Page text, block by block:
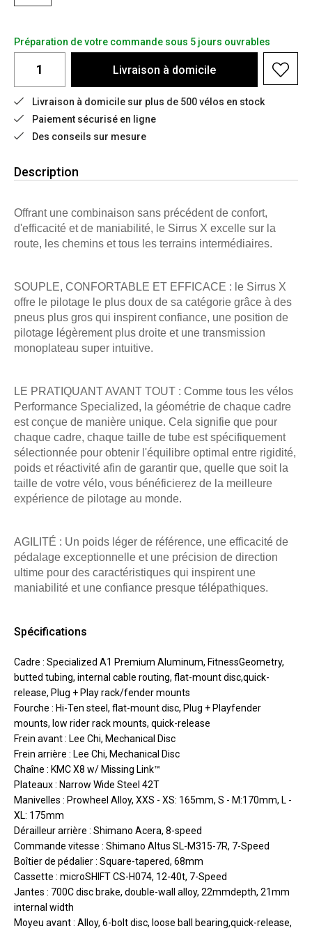
Préparation de votre commande sous 5 jours ouvrables
Livraison à domicile
Livraison à domicile sur plus de 500 vélos en stock
Paiement sécurisé en ligne
Des conseils sur mesure
Description
Offrant une combinaison sans précédent de confort,
d'efficacité et de maniabilité, le Sirrus X excelle sur la
route, les chemins et tous les terrains intermédiaires.
SOUPLE, CONFORTABLE ET EFFICACE : le Sirrus X
offre le pilotage le plus doux de sa catégorie grâce à des
pneus plus gros qui inspirent confiance, une position de
pilotage légèrement plus droite et une transmission
monoplateau super intuitive.
LE PRATIQUANT AVANT TOUT : Comme tous les vélos
Performance Specialized, la géométrie de chaque cadre
est conçue de manière unique. Cela signifie que pour
chaque cadre, chaque taille de tube est spécifiquement
sélectionnée pour obtenir l'équilibre optimal entre rigidité,
poids et réactivité afin de garantir que, quelle que soit la
taille de votre vélo, vous bénéficierez de la meilleure
expérience de pilotage au monde.
AGILITÉ : Un poids léger de référence, une efficacité de
pédalage exceptionnelle et une précision de direction
ultime pour des caractéristiques qui inspirent une
maniabilité et une confiance presque télépathiques.
Spécifications
Cadre : Specialized A1 Premium Aluminum, FitnessGeometry,
butted tubing, internal cable routing, flat-mount disc,quick-
release, Plug + Play rack/fender mounts
Fourche : Hi-Ten steel, flat-mount disc, Plug + Playfender
mounts, low rider rack mounts, quick-release
Frein avant : Lee Chi, Mechanical Disc
Frein arrière : Lee Chi, Mechanical Disc
Chaîne : KMC X8 w/ Missing Link™
Plateaux : Narrow Wide Steel 42T
Manivelles : Prowheel Alloy, XXS - XS: 165mm, S - M:170mm, L -
XL: 175mm
Dérailleur arrière : Shimano Acera, 8-speed
Commande vitesse : Shimano Altus SL-M315-7R, 7-Speed
Boîtier de pédalier : Square-tapered, 68mm
Cassette : microSHIFT CS-H074, 12-40t, 7-Speed
Jantes : 700C disc brake, double-wall alloy, 22mmdepth, 21mm
internal width
Moyeu avant : Alloy, 6-bolt disc, loose ball bearing,quick-release,